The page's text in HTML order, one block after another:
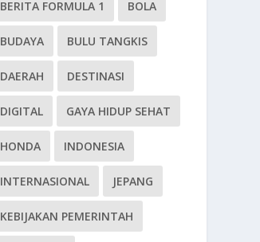
BERITA FORMULA 1 BOLA
BUDAYA BULU TANGKIS
DAERAH DESTINASI
DIGITAL GAYA HIDUP SEHAT
HONDA INDONESIA
INTERNASIONAL JEPANG
KEBIJAKAN PEMERINTAH